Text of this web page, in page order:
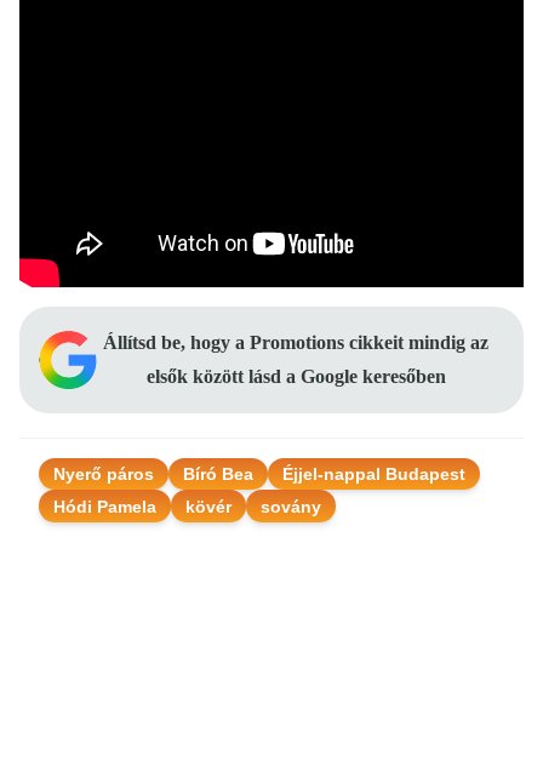
Állítsd be, hogy a Promotions cikkeit mindig az
elsők között lásd a Google keresőben
Nyerő páros Bíró Bea
Éjjel-nappal Budapest
Hódi Pamela
kövér sovány